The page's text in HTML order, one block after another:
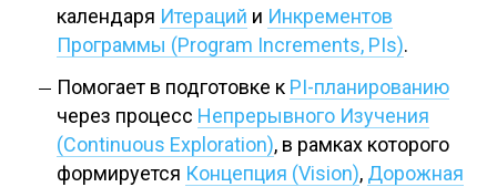
календаря Итераций и Инкрементов
Программы (Program Increments, PIs).
Помогает в подготовке к PI-планированию
через процесс Непрерывного Изучения
(Continuous Exploration), в рамках которого
формируется Концепция (Vision), Дорожная